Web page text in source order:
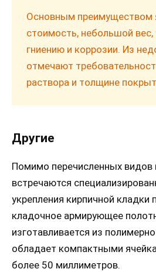
Основным преимуществом
стоимость, небольшой вес,
гниению и коррозии. Из
отмечают
раствора и толщине
Другие
Помимо перечисленных видов
встречаются
укрепления кирпичной кладки
кладочное армирующее
изготавливается из
обладает компактными
более 50 миллиметров.